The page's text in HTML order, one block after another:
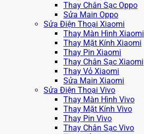
Thay Chân Sạc Oppo
Sửa Main Oppo
Sửa Điện Thoại Xiaomi
Thay Màn Hình Xiaomi
Thay Mặt Kính Xiaomi
Thay Pin Xiaomi
Thay Chân Sạc Xiaomi
Thay Vỏ Xiaomi
Sửa Main Xiaomi
Sửa Điện Thoại Vivo
Thay Màn Hình Vivo
Thay Mặt Kính Vivo
Thay Pin Vivo
Thay Chân Sạc Vivo